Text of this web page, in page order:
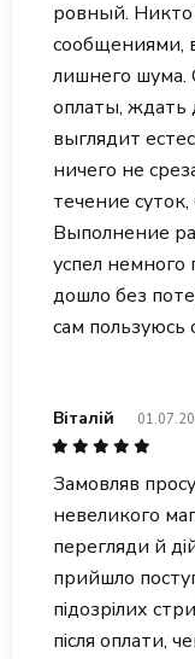
ровный. Никто
сообщениями,
лишнего шума.
оплаты, ждать
выглядит
ничего не
течение
Выполнение
успел немного
дошло без
сам пользуюсь
Віталій
Замовляв
невеликого
перегляди й
прийшло
підозрілих
після оплати,